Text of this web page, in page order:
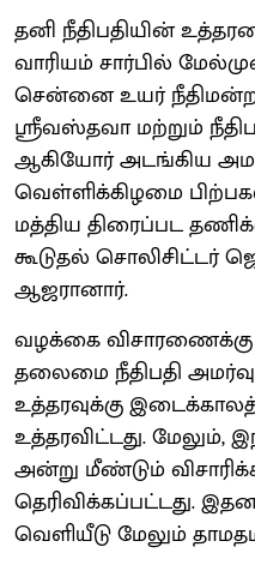
தனி நீதிபதியின்
வாரியம் சார்பில்
சென்னை உயர் நீதிமன்ற
ஸ்ரீவஸ்தவா மற்றும்
ஆகியோர் அடங்கிய
வெள்ளிக்கிழமை
மத்திய திரைப்பட
கூடுதல் சொலிசிட்டர்
ஆஜரானார்.
வழக்கை
தலைமை நீதிபதி
உத்தரவுக்கு
உத்தரவிட்டது. மேலும்,
அன்று மீண்டும்
தெரிவிக்கப்பட்டது.
வெளியீடு மேலும்